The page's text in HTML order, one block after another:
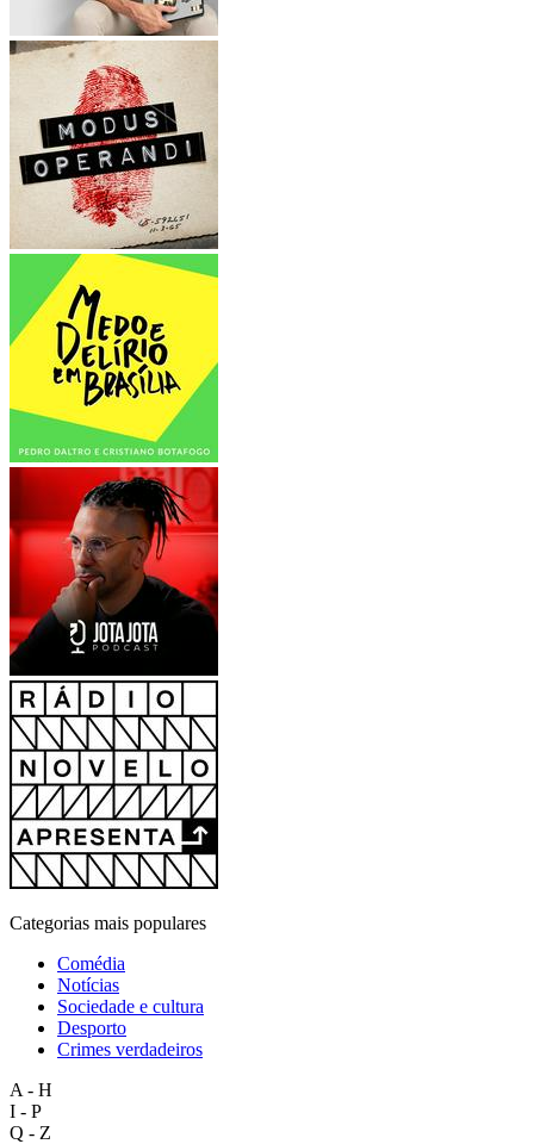
Categorias mais populares
Comédia
Notícias
Sociedade e cultura
Desporto
Crimes verdadeiros
A - H
I - P
Q - Z